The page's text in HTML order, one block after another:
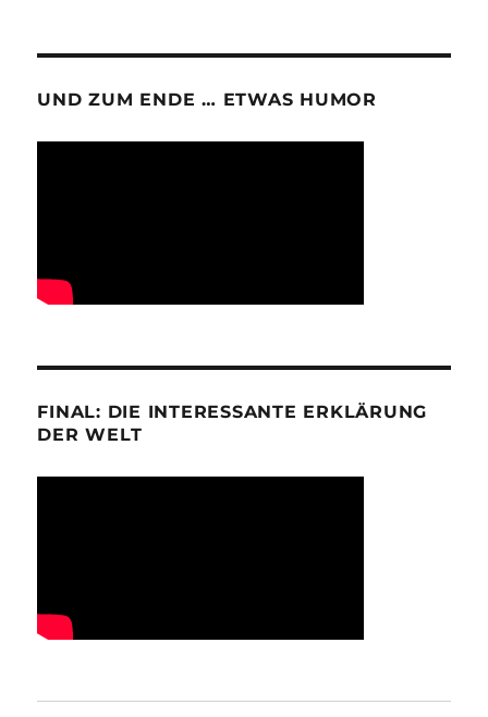
UND ZUM ENDE … ETWAS HUMOR
FINAL: DIE INTERESSANTE ERKLÄRUNG
DER WELT